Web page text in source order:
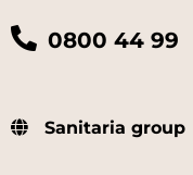
0800 44 99
Sanitaria group